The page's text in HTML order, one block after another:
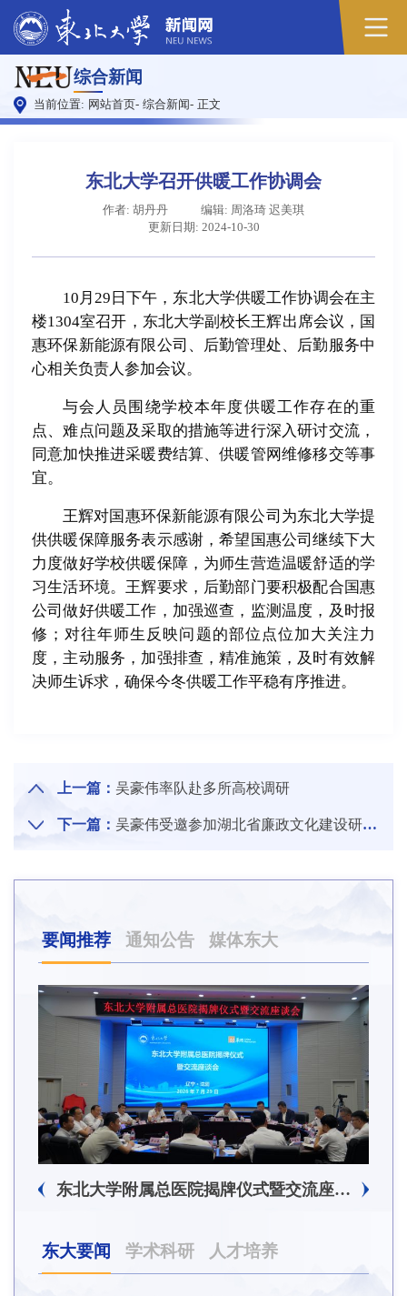
综合新闻
当前位置: 网站首页- 综合新闻- 正文
东北大学召开供暖工作协调会
作者: 胡丹丹
编辑: 周洛琦 迟美琪
更新日期: 2024-10-30
10月29日下午，东北大学供暖工作协调会在主
楼1304室召开，东北大学副校长王辉出席会议，国
惠环保新能源有限公司、后勤管理处、后勤服务中
心相关负责人参加会议。
与会人员围绕学校本年度供暖工作存在的重
点、难点问题及采取的措施等进行深入研讨交流，
同意加快推进采暖费结算、供暖管网维修移交等事
宜。
王辉对国惠环保新能源有限公司为东北大学提
供供暖保障服务表示感谢，希望国惠公司继续下大
力度做好学校供暖保障，为师生营造温暖舒适的学
习生活环境。王辉要求，后勤部门要积极配合国惠
公司做好供暖工作，加强巡查，监测温度，及时报
修；对往年师生反映问题的部位点位加大关注力
度，主动服务，加强排查，精准施策，及时有效解
决师生诉求，确保今冬供暖工作平稳有序推进。
上一篇： 吴豪伟率队赴多所高校调研
下一篇： 吴豪伟受邀参加湖北省廉政文化建设研究会
要闻推荐 通知公告 媒体东大
东北大学附属总医院揭牌仪式暨交流座谈会举行
东大要闻 学术科研 人才培养